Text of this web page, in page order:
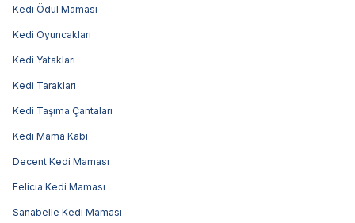
Kedi Ödül Maması
Kedi Oyuncakları
Kedi Yatakları
Kedi Tarakları
Kedi Taşıma Çantaları
Kedi Mama Kabı
Decent Kedi Maması
Felicia Kedi Maması
Sanabelle Kedi Maması